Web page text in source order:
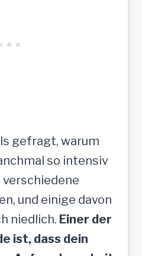
gefragt, warum
so intensiv
und einige davon
niedlich. Einer der
ist, dass dein